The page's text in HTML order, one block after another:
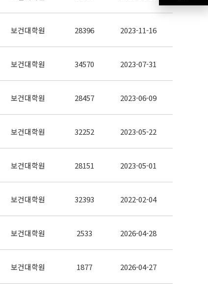
보건대학원 28396 2023-11-16
보건대학원 34570 2023-07-31
보건대학원 28457 2023-06-09
보건대학원 32252 2023-05-22
보건대학원 28151 2023-05-01
보건대학원 32393 2022-02-04
보건대학원 2533 2026-04-28
보건대학원 1877 2026-04-27